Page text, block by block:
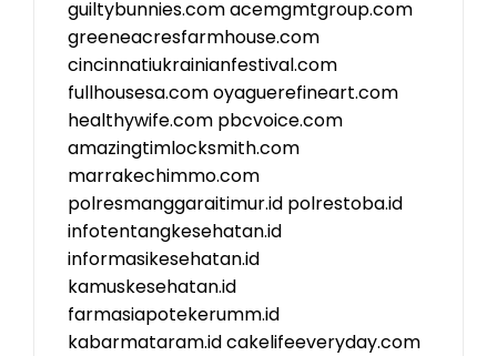
guiltybunnies.comacemgmtgroup.com
greeneacresfarmhouse.com
cincinnatiukrainianfestival.com
fullhousesa.comoyaguerefineart.com
healthywife.com pbcvoice.com
amazingtimlocksmith.com
marrakechimmo.com
polresmanggaraitimur.id polrestoba.id
infotentangkesehatan.id
informasikesehatan.id
kamuskesehatan.id
farmasiapotekerumm.id
kabarmataram.idcakelifeeveryday.com